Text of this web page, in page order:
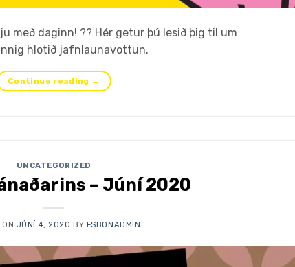
með daginn! ?? Hér getur þú lesið þig til um
hlotið jafnlaunavottun.
Continue reading →
UNCATEGORIZED
– Júní 2020
ON JÚNÍ 4, 2020 BY FSBONADMIN